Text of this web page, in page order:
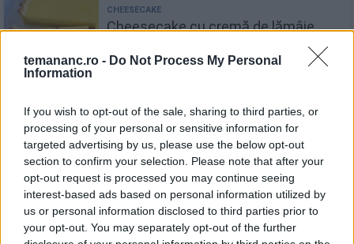
temananc.ro - Do Not Process My Personal
Information
If you wish to opt-out of the sale, sharing to third parties, or
processing of your personal or sensitive information for
targeted advertising by us, please use the below opt-out
section to confirm your selection. Please note that after your
opt-out request is processed you may continue seeing
interest-based ads based on personal information utilized by
us or personal information disclosed to third parties prior to
your opt-out. You may separately opt-out of the further
Cheesecake cu cremă de lămâie
Tort de biscuiți cu ciocolată și alune
(fără coacere)
Recomandări